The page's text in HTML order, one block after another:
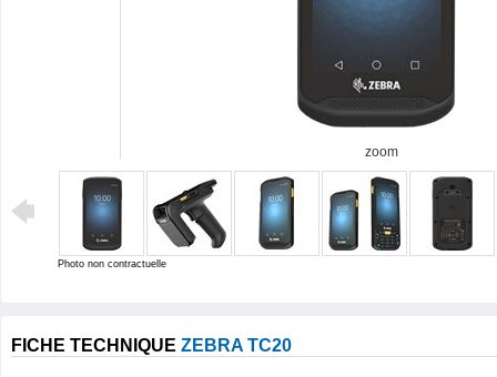
zoom
Photo non contractuelle
FICHE TECHNIQUE ZEBRA TC20